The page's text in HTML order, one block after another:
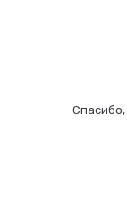
Спасибо,